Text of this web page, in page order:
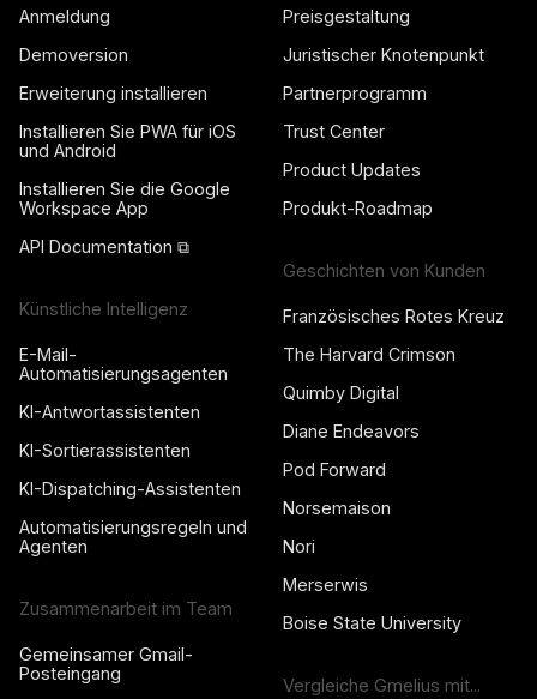
Anmeldung
Demoversion
Erweiterung installieren
Installieren Sie PWA für iOS
und Android
Installieren Sie die Google
Workspace App
API Documentation ⧉
Künstliche Intelligenz
E-Mail-
Automatisierungsagenten
KI-Antwortassistenten
KI-Sortierassistenten
KI-Dispatching-Assistenten
Automatisierungsregeln und
Agenten
Zusammenarbeit im Team
Gemeinsamer Gmail-
Posteingang
Preisgestaltung
Juristischer Knotenpunkt
Partnerprogramm
Trust Center
Product Updates
Produkt-Roadmap
Geschichten von Kunden
Französisches Rotes Kreuz
The Harvard Crimson
Quimby Digital
Diane Endeavors
Pod Forward
Norsemaison
Nori
Merserwis
Boise State University
Vergleiche Gmelius mit...